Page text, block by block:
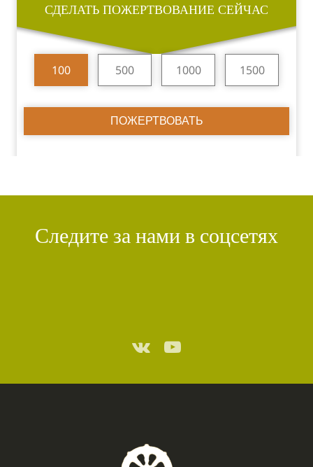
СДЕЛАТЬ ПОЖЕРТВОВАНИЕ СЕЙЧАС
100 500 1000 1500
ПОЖЕРТВОВАТЬ
Следите за нами в соцсетях